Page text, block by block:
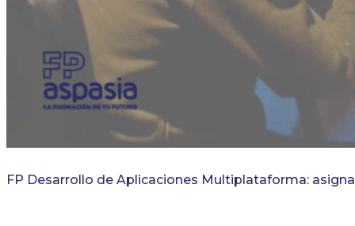
FP Desarrollo de Aplicaciones Multiplataforma: